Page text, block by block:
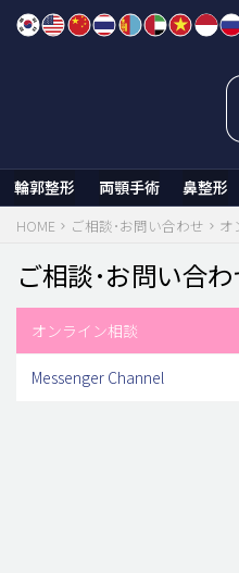
Skip
輪郭整形 両顎手術 鼻整形
HOME ご相談･お問い合わせ オ
ご相談･お問い合
オンライン相談
Messenger Channel